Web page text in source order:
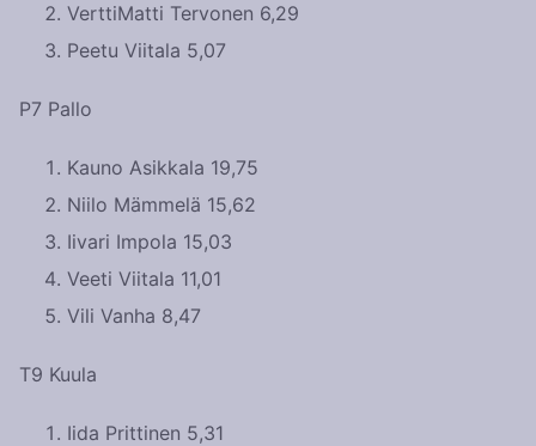
VerttiMatti Tervonen 6,29
Peetu Viitala 5,07
P7 Pallo
Kauno Asikkala 19,75
Niilo Mämmelä 15,62
Iivari Impola 15,03
Veeti Viitala 11,01
Vili Vanha 8,47
T9 Kuula
Iida Prittinen 5,31